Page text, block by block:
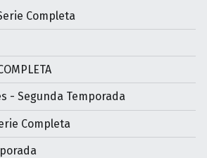
Completa
- Segunda Temporada
Completa